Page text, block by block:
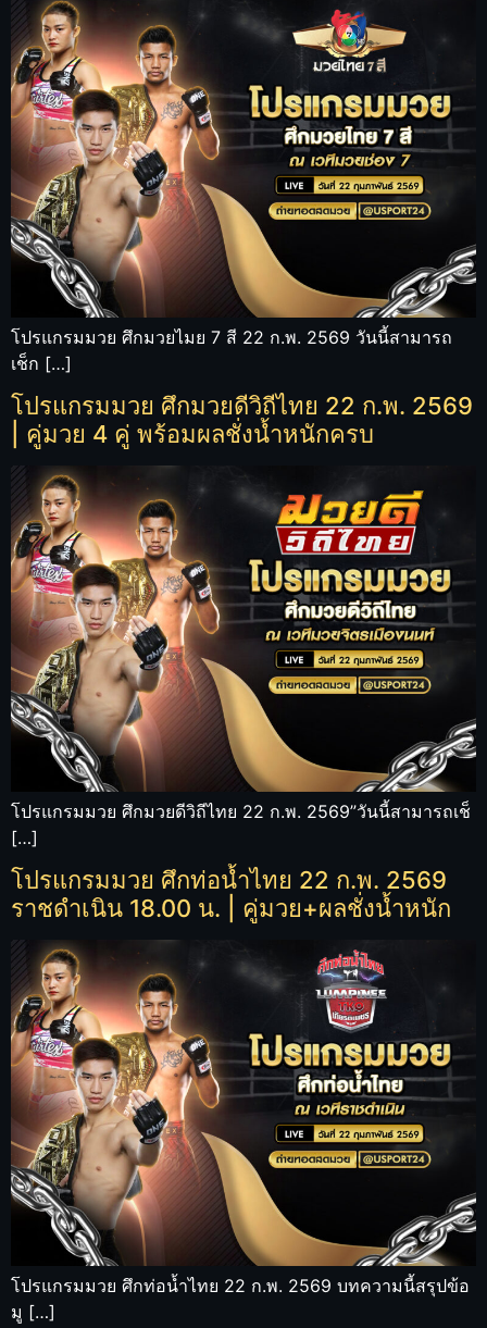
โปรแกรมมวย ศึกมวยไมย 7 สี 22 ก.พ. 2569 วันนี้สามารถ
เช็ก […]
โปรแกรมมวย ศึกมวยดีวิถีไทย 22 ก.พ. 2569
| คู่มวย 4 คู่ พร้อมผลชั่งน้ำหนักครบ
โปรแกรมมวย ศึกมวยดีวิถีไทย 22 ก.พ. 2569”วันนี้สามารถเช็
[…]
โปรแกรมมวย ศึกท่อน้ำไทย 22 ก.พ. 2569
ราชดำเนิน 18.00 น. | คู่มวย+ผลชั่งน้ำหนัก
โปรแกรมมวย ศึกท่อน้ำไทย 22 ก.พ. 2569 บทความนี้สรุปข้อ
มู […]